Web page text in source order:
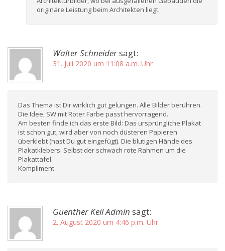
originäre Leistung beim Architekten liegt.
Walter Schneidersagt:
31. Juli 2020 um 11:08 a.m. Uhr
Das Thema ist Dir wirklich gut gelungen. Alle Bilder berühren.
Die Idee, SW mit Roter Farbe passt hervorragend.
Am besten finde ich das erste Bild: Das ursprüngliche Plakat
ist schon gut, wird aber von noch düsteren Papieren
überklebt (hast Du gut eingefügt). Die blutigen Hände des
Plakatklebers. Selbst der schwach rote Rahmen um die
Plakattafel.
Kompliment.
Guenther Keil Admin sagt:
2. August 2020 um 4:46 p.m. Uhr